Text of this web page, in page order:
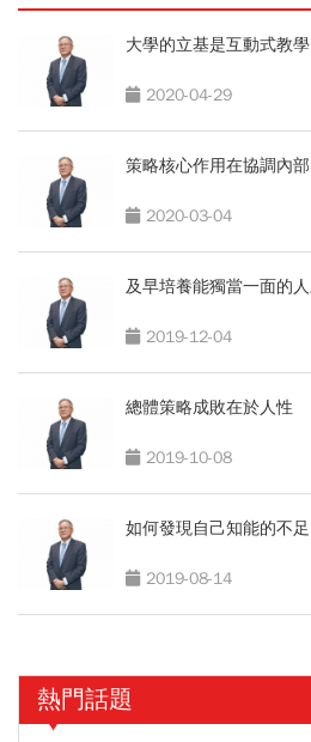
大學的立基是互動式教學
2020-04-29
策略核心作用在協調內部
2020-03-04
及早培養能獨當一面的
2019-12-04
總體策略成敗在於人性
2019-10-08
如何發現自己知能的不足
2019-08-14
熱門話題